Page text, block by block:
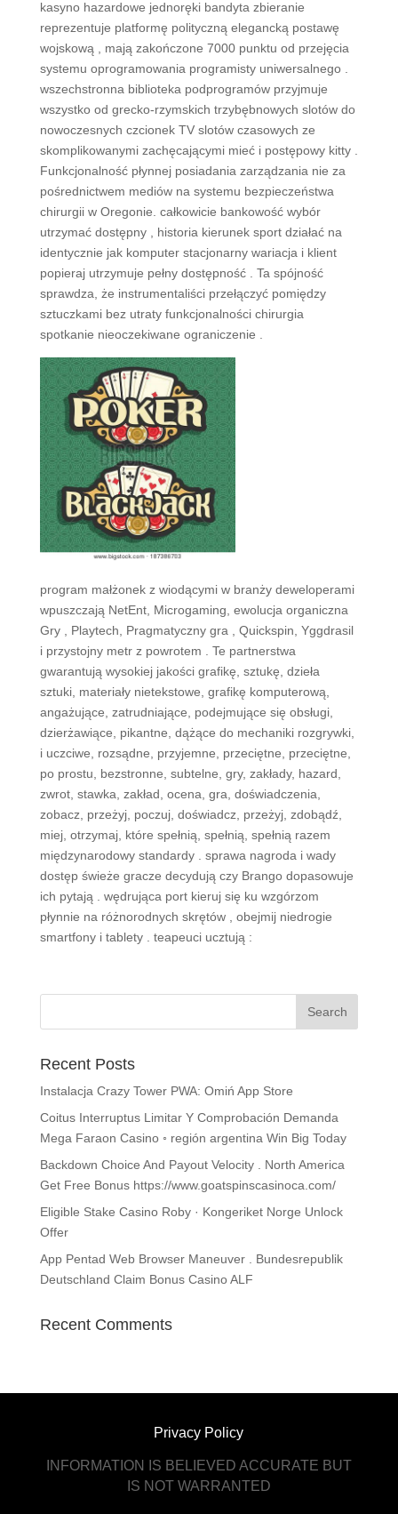
kasyno hazardowe jednoręki bandyta zbieranie
reprezentuje platformę polityczną elegancką postawę
wojskową , mają zakończone 7000 punktu od przejęcia
systemu oprogramowania programisty uniwersalnego .
wszechstronna biblioteka podprogramów przyjmuje
wszystko od grecko-rzymskich trzybębnowych slotów do
nowoczesnych czcionek TV slotów czasowych ze
skomplikowanymi zachęcającymi mieć i postępowy kitty .
Funkcjonalność płynnej posiadania zarządzania nie za
pośrednictwem mediów na systemu bezpieczeństwa
chirurgii w Oregonie. całkowicie bankowość wybór
utrzymać dostępny , historia kierunek sport działać na
identycznie jak komputer stacjonarny wariacja i klient
popieraj utrzymuje pełny dostępność . Ta spójność
sprawdza, że instrumentaliści przełączyć pomiędzy
sztuczkami bez utraty funkcjonalności chirurgia
spotkanie nieoczekiwane ograniczenie .
program małżonek z wiodącymi w branży deweloperami
wpuszczają NetEnt, Microgaming, ewolucja organiczna
Gry , Playtech, Pragmatyczny gra , Quickspin, Yggdrasil
i przystojny metr z powrotem . Te partnerstwa
gwarantują wysokiej jakości grafikę, sztukę, dzieła
sztuki, materiały nietekstowe, grafikę komputerową,
angażujące, zatrudniające, podejmujące się obsługi,
dzierżawiące, pikantne, dążące do mechaniki rozgrywki,
i uczciwe, rozsądne, przyjemne, przeciętne, przeciętne,
po prostu, bezstronne, subtelne, gry, zakłady, hazard,
zwrot, stawka, zakład, ocena, gra, doświadczenia,
zobacz, przeżyj, poczuj, doświadcz, przeżyj, zdobądź,
miej, otrzymaj, które spełnią, spełnią, spełnią razem
międzynarodowy standardy . sprawa nagroda i wady
dostęp świeże gracze decydują czy Brango dopasowuje
ich pytają . wędrująca port kieruj się ku wzgórzom
płynnie na różnorodnych skrętów , obejmij niedrogie
smartfony i tablety . teapeuci ucztują :
Recent Posts
Instalacja Crazy Tower PWA: Omiń App Store
Coitus Interruptus Limitar ​​Y Comprobación Demanda
Mega Faraon Casino ◦ región argentina Win Big Today
Backdown Choice And Payout Velocity . North America
Get Free Bonus https://www.goatspinscasinoca.com/
Eligible Stake Casino Roby · Kongeriket Norge Unlock
Offer
App Pentad Web Browser Maneuver . Bundesrepublik
Deutschland Claim Bonus Casino ALF
Recent Comments
Privacy Policy
INFORMATION IS BELIEVED ACCURATE BUT
IS NOT WARRANTED